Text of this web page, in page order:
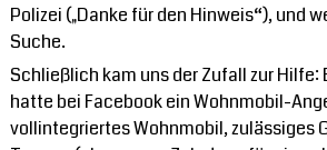
Polizei („Danke für den Hinweis“), und
Suche.
Schließlich kam uns der Zufall zur Hilfe:
hatte bei Facebook ein Wohnmobil-
vollintegriertes Wohnmobil, zulässiges